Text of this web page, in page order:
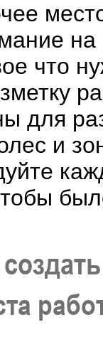
что
для
и